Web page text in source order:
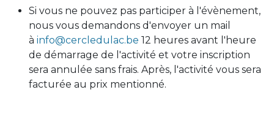
Si vous ne pouvez pas participer à l'évènement,
nous vous demandons d'envoyer un mail
à info@cercledulac.be 12 heures avant l'heure
de démarrage de l'activité et votre inscription
sera annulée sans frais. Après, l'activité vous sera
facturée au prix mentionné.